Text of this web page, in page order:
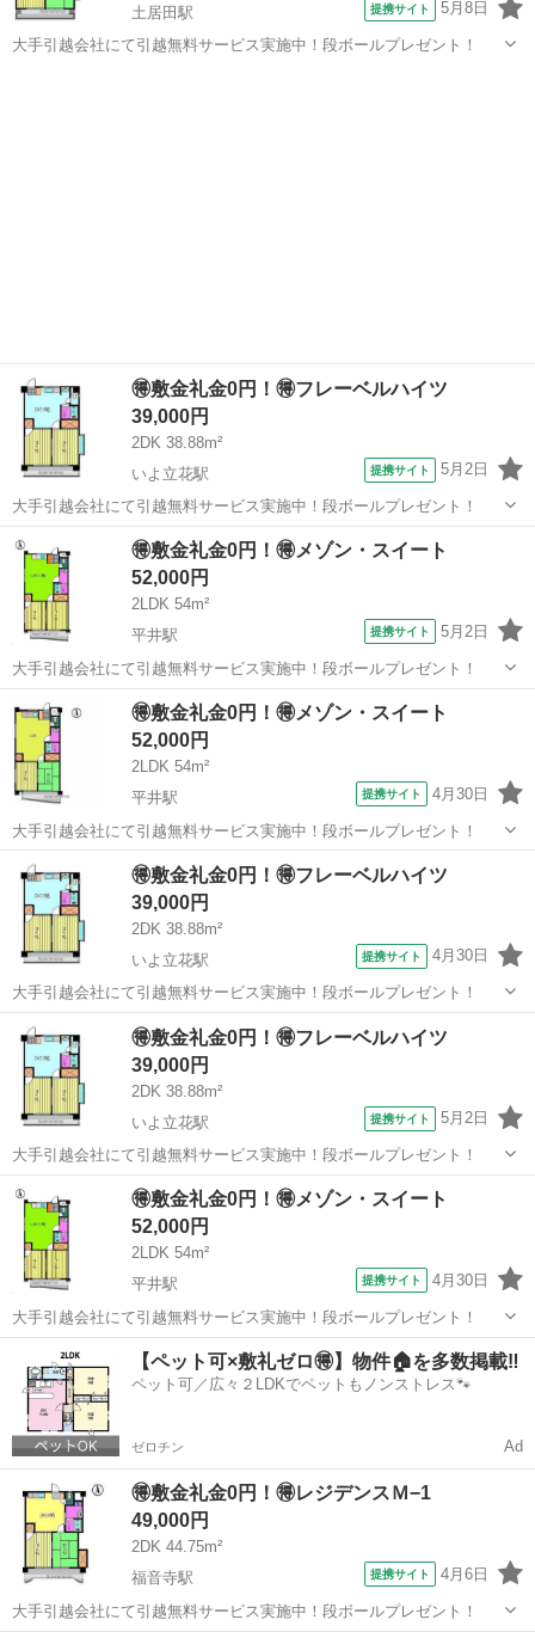
土居田駅
提携サイト 5月8日
大手引越会社にて引越無料サービス実施中！段ボールプレゼント！
🉐敷金礼金0円！🉐フレーベルハイツ
39,000円
2DK 38.88m²
いよ立花駅
提携サイト 5月2日
大手引越会社にて引越無料サービス実施中！段ボールプレゼント！
愛媛 いよ立花駅 シェアハウス
🉐敷金礼金0円！🉐メゾン・スイート
52,000円
2LDK 54m²
平井駅
提携サイト 5月2日
大手引越会社にて引越無料サービス実施中！段ボールプレゼント！
愛媛 平井駅 シェアハウス
🉐敷金礼金0円！🉐メゾン・スイート
52,000円
2LDK 54m²
平井駅
提携サイト 4月30日
大手引越会社にて引越無料サービス実施中！段ボールプレゼント！
愛媛 平井駅 シェアハウス
🉐敷金礼金0円！🉐フレーベルハイツ
39,000円
2DK 38.88m²
いよ立花駅
提携サイト 4月30日
大手引越会社にて引越無料サービス実施中！段ボールプレゼント！
愛媛 いよ立花駅 シェアハウス
🉐敷金礼金0円！🉐フレーベルハイツ
39,000円
2DK 38.88m²
いよ立花駅
提携サイト 5月2日
大手引越会社にて引越無料サービス実施中！段ボールプレゼント！
愛媛 松山市 いよ立花駅 シェアハウス
🉐敷金礼金0円！🉐メゾン・スイート
52,000円
2LDK 54m²
平井駅
提携サイト 4月30日
大手引越会社にて引越無料サービス実施中！段ボールプレゼント！
平井駅 シェアハウス
【ペット可×敷礼ゼロ🉐】物件🏠を多数掲載‼️
ペット可／広々２LDKでペットもノンストレス🐾
ゼロチン Ad
🉐敷金礼金0円！🉐レジデンスＭ−1
49,000円
2DK 44.75m²
福音寺駅
提携サイト 4月6日
大手引越会社にて引越無料サービス実施中！段ボールプレゼント！